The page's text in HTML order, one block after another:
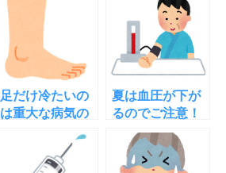
足だけ冷たいの
は重大な病気の
状を知り早期対
夏は血圧が下が
るのでご注意！
高血圧の人ほど
危険！理由と対
策は